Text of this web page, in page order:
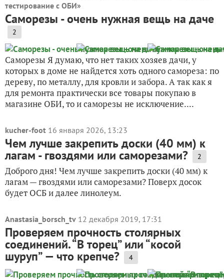
тестирование с ОБИ»
Саморезы - очень нужная вещь на даче
2
Саморезы Я думаю, что нет таких хозяев дачи, у
которых в доме не найдется хоть одного самореза: по
дереву, по металлу, для кровли и забора. А так как я
для ремонта практически все товары покупаю в
магазине ОБИ, то и саморезы не исключение....
kucher-foot 16 января 2026, 13:23
Чем лучше закрепить доски (40 мм) к
лагам - гвоздями или саморезами? 2
Доброго дня! Чем лучше закрепить доски (40 мм) к
лагам — гвоздями или саморезами? Поверх досок
будет ОСБ и далее линолеум.
Anastasia_borsch_tv 12 декабря 2019, 17:31
Проверяем прочность столярных
соединений. “В торец” или “косой
шуруп” — что крепче? 4